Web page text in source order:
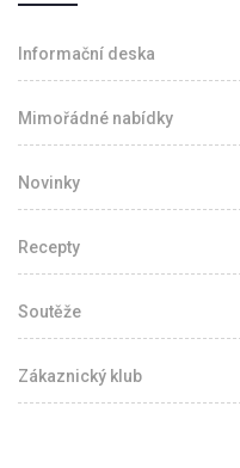
Informační deska
Mimořádné nabídky
Novinky
Recepty
Soutěže
Zákaznický klub